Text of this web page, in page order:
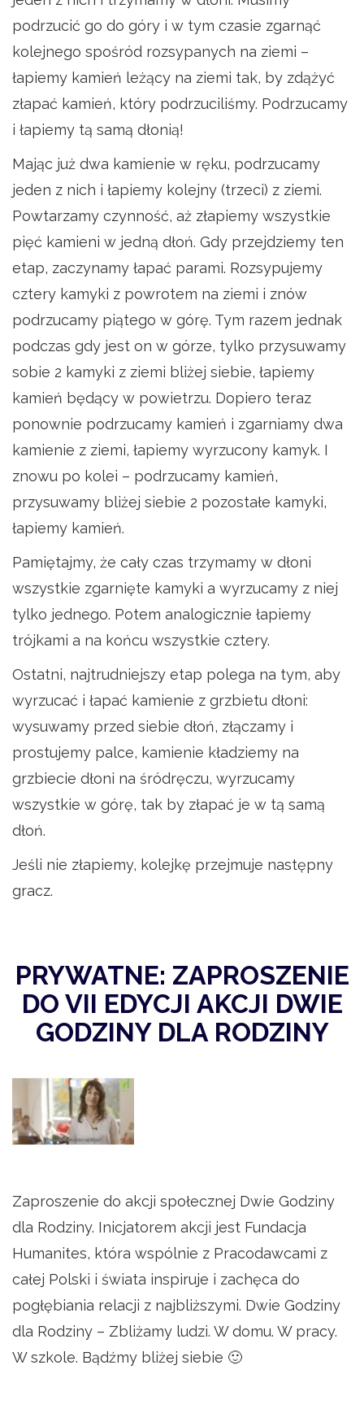
podrzucić go do góry i w tym czasie zgarnąć
kolejnego spośród rozsypanych na ziemi –
łapiemy kamień leżący na ziemi tak, by zdążyć
złapać kamień, który podrzuciliśmy. Podrzucamy
i łapiemy tą samą dłonią!
Mając już dwa kamienie w ręku, podrzucamy
jeden z nich i łapiemy kolejny (trzeci) z ziemi.
Powtarzamy czynność, aż złapiemy wszystkie
pięć kamieni w jedną dłoń. Gdy przejdziemy ten
etap, zaczynamy łapać parami. Rozsypujemy
cztery kamyki z powrotem na ziemi i znów
podrzucamy piątego w górę. Tym razem jednak
podczas gdy jest on w górze, tylko przysuwamy
sobie 2 kamyki z ziemi bliżej siebie, łapiemy
kamień będący w powietrzu. Dopiero teraz
ponownie podrzucamy kamień i zgarniamy dwa
kamienie z ziemi, łapiemy wyrzucony kamyk. I
znowu po kolei – podrzucamy kamień,
przysuwamy bliżej siebie 2 pozostałe kamyki,
łapiemy kamień.
Pamiętajmy, że cały czas trzymamy w dłoni
wszystkie zgarnięte kamyki a wyrzucamy z niej
tylko jednego. Potem analogicznie łapiemy
trójkami a na końcu wszystkie cztery.
Ostatni, najtrudniejszy etap polega na tym, aby
wyrzucać i łapać kamienie z grzbietu dłoni:
wysuwamy przed siebie dłoń, złączamy i
prostujemy palce, kamienie kładziemy na
grzbiecie dłoni na śródręczu, wyrzucamy
wszystkie w górę, tak by złapać je w tą samą
dłoń.
Jeśli nie złapiemy, kolejkę przejmuje następny
gracz.
PRYWATNE: ZAPROSZENIE
DO VII EDYCJI AKCJI DWIE
GODZINY DLA RODZINY
Zaproszenie do akcji społecznej Dwie Godziny
dla Rodziny. Inicjatorem akcji jest Fundacja
Humanites, która wspólnie z Pracodawcami z
całej Polski i świata inspiruje i zachęca do
pogłębiania relacji z najbliższymi. Dwie Godziny
dla Rodziny – Zbliżamy ludzi. W domu. W pracy.
W szkole. Bądźmy bliżej siebie 🙂